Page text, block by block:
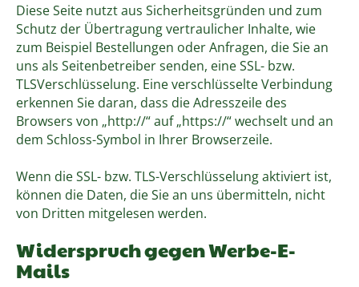
Diese Seite nutzt aus Sicherheitsgründen und zum
Schutz der Übertragung vertraulicher Inhalte, wie
zum Beispiel Bestellungen oder Anfragen, die Sie an
uns als Seitenbetreiber senden, eine SSL- bzw.
TLSVerschlüsselung. Eine verschlüsselte Verbindung
erkennen Sie daran, dass die Adresszeile des
Browsers von „http://“ auf „https://“ wechselt und an
dem Schloss-Symbol in Ihrer Browserzeile.
Wenn die SSL- bzw. TLS-Verschlüsselung aktiviert ist,
können die Daten, die Sie an uns übermitteln, nicht
von Dritten mitgelesen werden.
Widerspruch gegen Werbe-E-
Mails